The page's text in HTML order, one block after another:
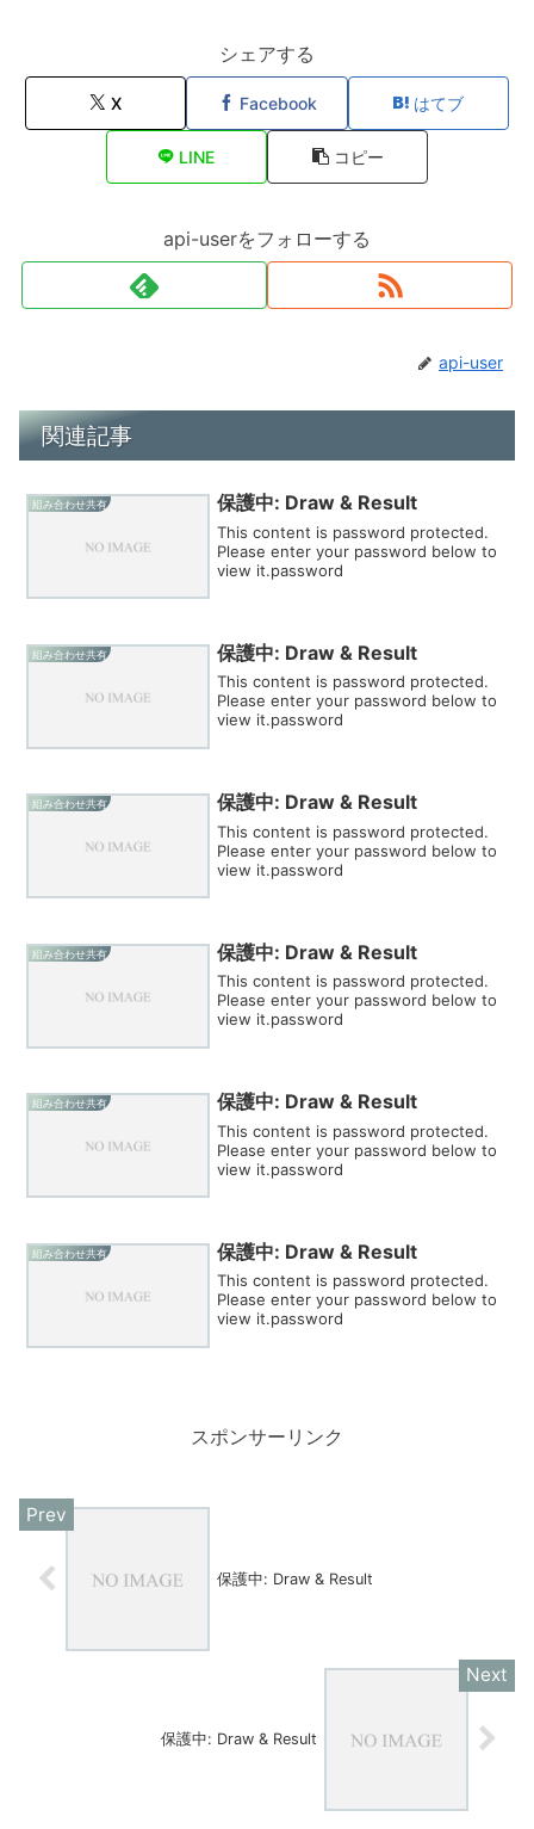
シェアする
X Facebook はてブ
LINE コピー
api-userをフォローする
api-user
関連記事
組み合わせ共有 保護中: Draw & Result
This content is password protected.
Please enter your password below to
view it.password
組み合わせ共有 保護中: Draw & Result
This content is password protected.
Please enter your password below to
view it.password
組み合わせ共有 保護中: Draw & Result
This content is password protected.
Please enter your password below to
view it.password
組み合わせ共有 保護中: Draw & Result
This content is password protected.
Please enter your password below to
view it.password
組み合わせ共有 保護中: Draw & Result
This content is password protected.
Please enter your password below to
view it.password
組み合わせ共有 保護中: Draw & Result
This content is password protected.
Please enter your password below to
view it.password
スポンサーリンク
保護中: Draw & Result
保護中: Draw & Result